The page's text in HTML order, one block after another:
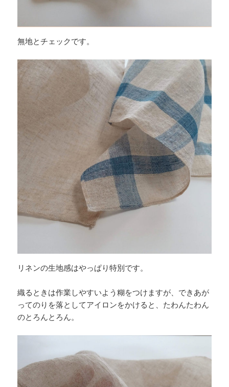
無地とチェックです。
リネンの生地感はやっぱり特別です。
織るときは作業しやすいよう糊をつけますが、できあが
ってのりを落としてアイロンをかけると、たわんたわん
のとろんとろん。